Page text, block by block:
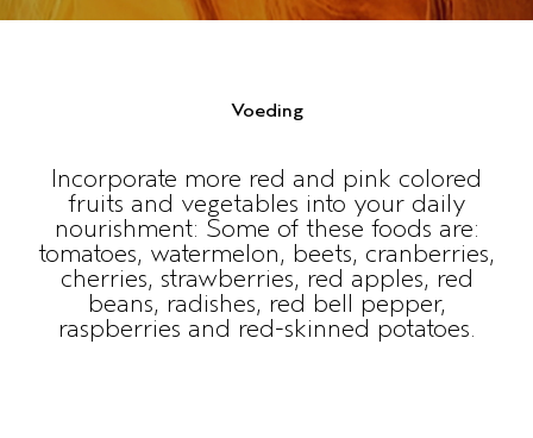
Voeding
Incorporate more red and pink colored
fruits and vegetables into your daily
nourishment: Some of these foods are:
tomatoes, watermelon, beets, cranberries,
cherries, strawberries, red apples, red
beans, radishes, red bell pepper,
raspberries and red-skinned potatoes.